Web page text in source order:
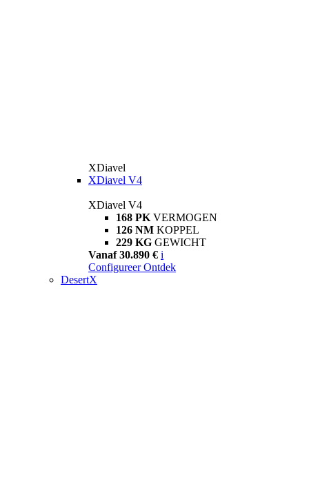
XDiavel
XDiavel V4
XDiavel V4
168 PK VERMOGEN
126 NM KOPPEL
229 KG GEWICHT
Vanaf 30.890 € i
Configureer Ontdek
DesertX